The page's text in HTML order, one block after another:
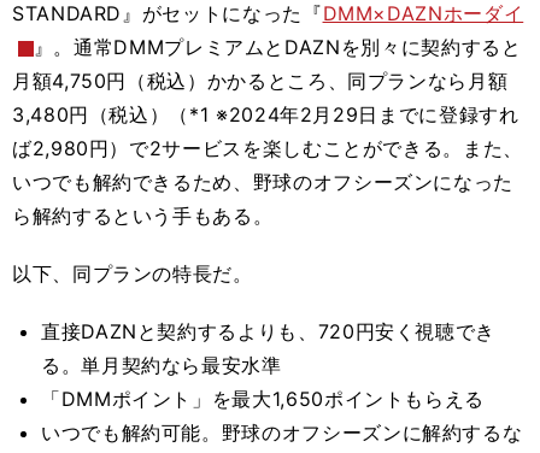
STANDARD』がセットになった『DMM×DAZNホーダイ
』。通常DMMプレミアムとDAZNを別々に契約すると
月額4,750円（税込）かかるところ、同プランなら月額
3,480円（税込）（*1 ※2024年2月29日までに登録すれ
ば2,980円）で2サービスを楽しむことができる。また、
いつでも解約できるため、野球のオフシーズンになった
ら解約するという手もある。
以下、同プランの特長だ。
直接DAZNと契約するよりも、720円安く視聴でき
る。単月契約なら最安水準
「DMMポイント」を最大1,650ポイントもらえる
いつでも解約可能。野球のオフシーズンに解約するな